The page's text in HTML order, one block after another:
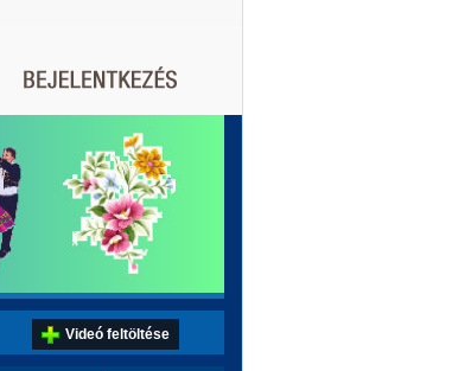
Videó feltöltése